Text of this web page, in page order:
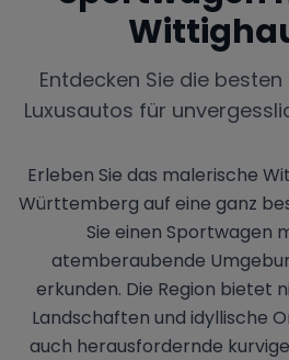
Entdecken Sie die
Luxusautos für
Erleben Sie das malerische
Württemberg auf eine ganz
Sie einen Sportwagen
atemberaubende
erkunden. Die Region bietet
Landschaften und idyllische
auch herausfordernde